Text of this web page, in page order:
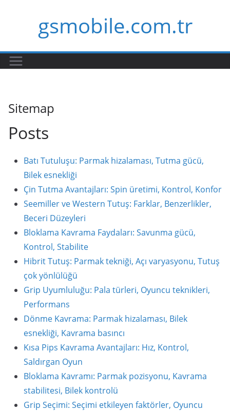
gsmobile.com.tr
Sitemap
Posts
Batı Tutuluşu: Parmak hizalaması, Tutma gücü,
Bilek esnekliği
Çin Tutma Avantajları: Spin üretimi, Kontrol, Konfor
Seemiller ve Western Tutuş: Farklar, Benzerlikler,
Beceri Düzeyleri
Bloklama Kavrama Faydaları: Savunma gücü,
Kontrol, Stabilite
Hibrit Tutuş: Parmak tekniği, Açı varyasyonu, Tutuş
çok yönlülüğü
Grip Uyumluluğu: Pala türleri, Oyuncu teknikleri,
Performans
Dönme Kavrama: Parmak hizalaması, Bilek
esnekliği, Kavrama basıncı
Kısa Pips Kavrama Avantajları: Hız, Kontrol,
Saldırgan Oyun
Bloklama Kavramı: Parmak pozisyonu, Kavrama
stabilitesi, Bilek kontrolü
Grip Seçimi: Seçimi etkileyen faktörler, Oyuncu